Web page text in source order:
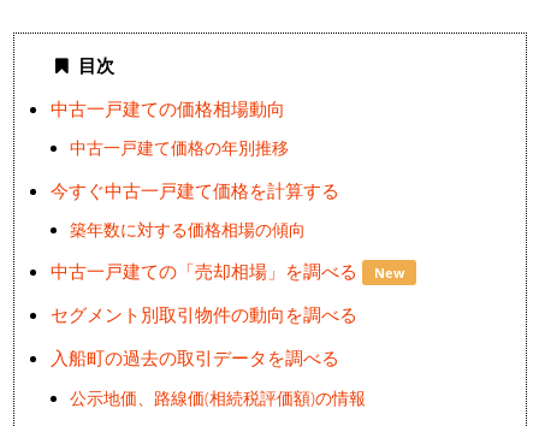
目次
中古一戸建ての価格相場動向
中古一戸建て価格の年別推移
今すぐ中古一戸建て価格を計算する
築年数に対する価格相場の傾向
中古一戸建ての「売却相場」を調べる New
セグメント別取引物件の動向を調べる
入船町の過去の取引データを調べる
公示地価、路線価(相続税評価額)の情報